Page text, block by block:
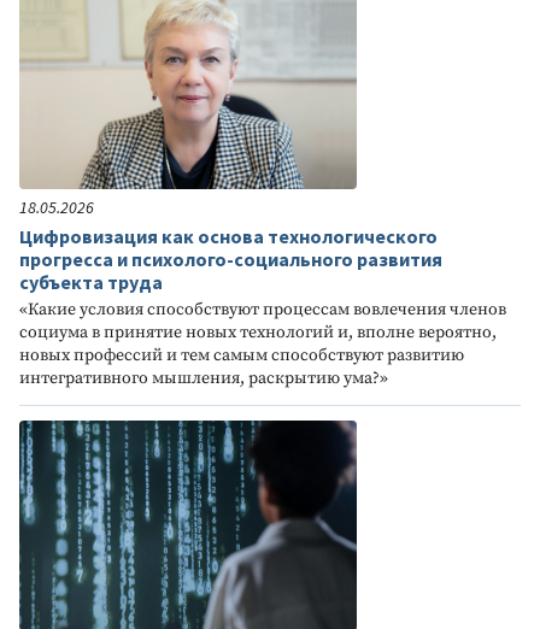
18.05.2026
Цифровизация как основа технологического
прогресса и психолого-социального развития
субъекта труда
«Какие условия способствуют процессам вовлечения членов
социума в принятие новых технологий и, вполне вероятно,
новых профессий и тем самым способствуют развитию
интегративного мышления, раскрытию ума?»